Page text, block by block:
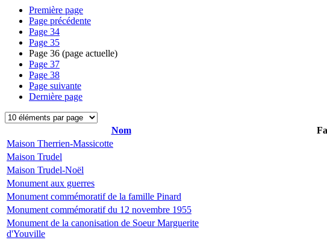
Première page
Page précédente
Page 34
Page 35
Page 36 (page actuelle)
Page 37
Page 38
Page suivante
Dernière page
Nom
Maison Therrien-Massicotte
Maison Trudel
Maison Trudel-Noël
Monument aux guerres
Monument commémoratif de la famille Pinard
Monument commémoratif du 12 novembre 1955
Monument de la canonisation de Soeur Marguerite
d'Youville